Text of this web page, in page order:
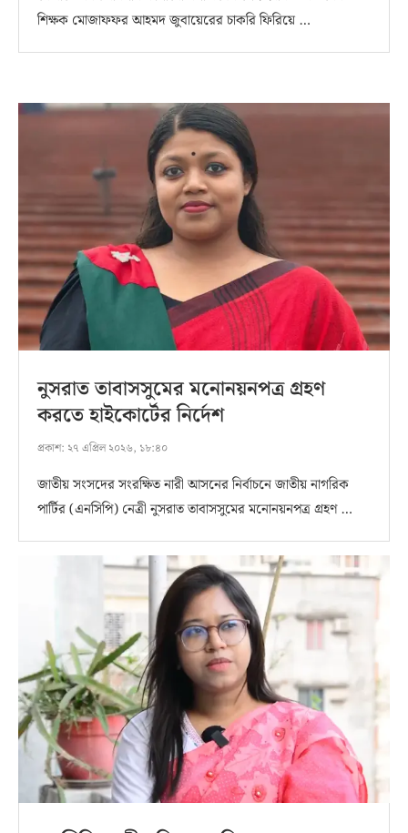
শিক্ষক মোজাফফর আহমদ জুবায়েরের চাকরি ফিরিয়ে …
নুসরাত তাবাসসুমের মনোনয়নপত্র গ্রহণ
করতে হাইকোর্টের নির্দেশ
প্রকাশ: ২৭ এপ্রিল ২০২৬, ১৮:৪০
জাতীয় সংসদের সংরক্ষিত নারী আসনের নির্বাচনে জাতীয় নাগরিক
পার্টির (এনসিপি) নেত্রী নুসরাত তাবাসসুমের মনোনয়নপত্র গ্রহণ …